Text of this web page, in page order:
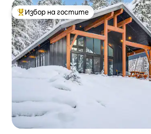
Най-популярен избор на гостите
Избор на гостите